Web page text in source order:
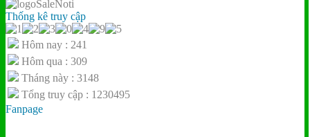
Thống kê truy cập
Hôm nay : 241
Hôm qua : 309
Tháng này : 3148
Tổng truy cập : 1230495
Fanpage